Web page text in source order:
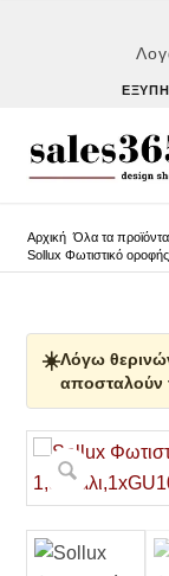
Αρχική Όλα τα προϊόντα
Sollux Φωτιστικό
☀️Λόγω
αποσταλούν